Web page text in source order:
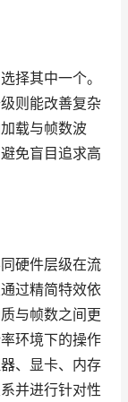
择其中一个。
则能改善复杂
载与帧数波
免盲目追求高
硬件层级在流
过精简特效依
与帧数之间更
环境下的操作
、显卡、内存
并进行针对性